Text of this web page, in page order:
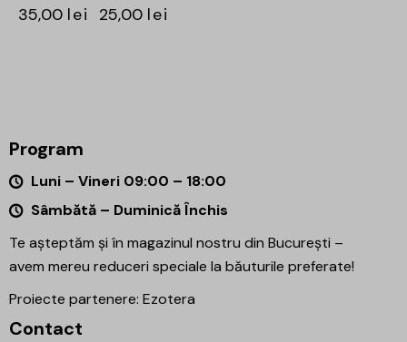
35,00 lei 25,00 lei
Program
Luni – Vineri 09:00 – 18:00
Sâmbătă – Duminică Închis
Te așteptăm și în magazinul nostru din București –
avem mereu reduceri speciale la băuturile preferate!
Proiecte partenere: Ezotera
Contact